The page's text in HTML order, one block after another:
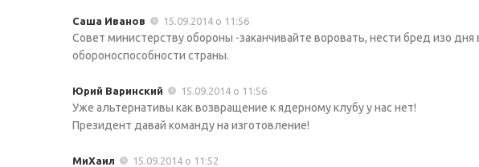
Саша Иванов 15.09.2014 о 11:56
Совет министерству обороны -заканчивайте воровать, нести бред изо
обороноспособности страны.
Юрий Варинский 15.09.2014 о 11:56
Уже альтернативы как возвращение к ядерному клубу у нас нет!
Президент давай команду на изготовление!
МиХаил 15.09.2014 о 11:52